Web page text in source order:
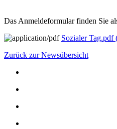
Das Anmeldeformular finden Sie
Sozialer Tag.pdf
Zurück zur Newsübersicht